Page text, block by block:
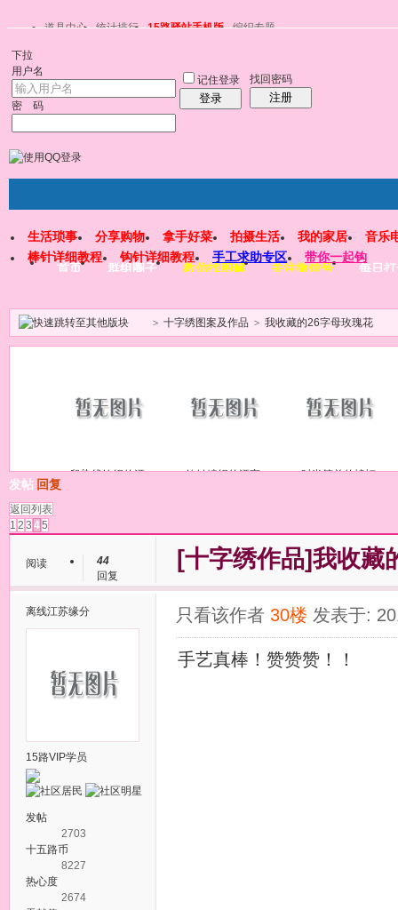
道具中心 统计排行 15路驿站手机版 编织专题
下拉
用户名
密 码
记住登录
登录
找回密码
注册
首页 群组圈子 教你找图解 关注微信号 每日
生活琐事 分享购物 拿手好菜 拍摄生活 我的家居
音乐
棒针详细教程
钩针详细教程 手工求助专区 带你一起钩
> 十字绣图案及作品 > 我收藏的26字母玫瑰花
段染线钩织的漂 钩针编织的漂亮 时尚简单的蝙蝠
发帖 回复
返回列表
1 2 3 45
阅读
44
回复
[十字绣作品]我收藏
离线江苏缘分
15路VIP学员
发帖
2703
十五路币
8227
热心度
2674
只看该作者 30楼 发表于:
手艺真棒！赞赞赞！！